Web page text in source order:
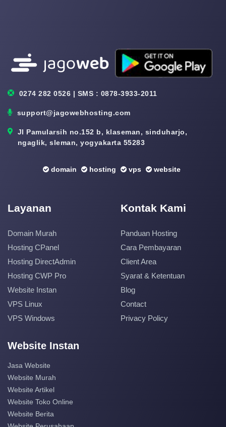
0274 282 0526 | SMS : 0878-3933-2011
support@jagowebhosting.com
Jl Pamularsih no.152 b, klaseman, sinduharjo,
ngaglik, sleman, yogyakarta 55283
domain hosting vps website
Layanan
Domain Murah
Hosting CPanel
Hosting DirectAdmin
Hosting CWP Pro
Website Instan
VPS Linux
VPS Windows
Kontak Kami
Panduan Hosting
Cara Pembayaran
Client Area
Syarat & Ketentuan
Blog
Contact
Privacy Policy
Website Instan
Jasa Website
Website Murah
Website Artikel
Website Toko Online
Website Berita